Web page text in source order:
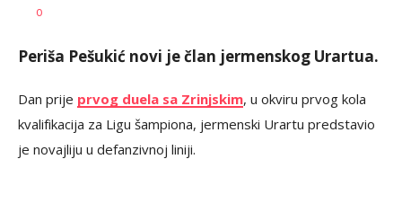
AUTOR
0
Periša Pešukić novi je član jermenskog Urartua.
Dan prije prvog duela sa Zrinjskim, u okviru prvog kola
kvalifikacija za Ligu šampiona, jermenski Urartu predstavio
je novajliju u defanzivnoj liniji.